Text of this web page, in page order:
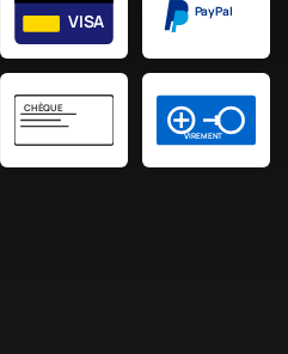
VISA PayPal
CHÈQUE
VIREMENT